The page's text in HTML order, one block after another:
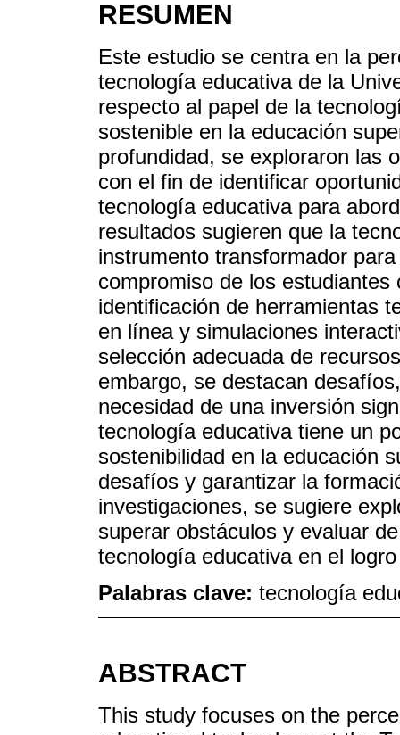
RESUMEN
Este estudio se centra en la
tecnología educativa de la
respecto al papel de la
sostenible en la educación
profundidad, se exploraron las
con el fin de identificar
tecnología educativa para
resultados sugieren que la
instrumento transformador
compromiso de los
identificación de herramientas
en línea y simulaciones
selección adecuada de
embargo, se destacan
necesidad de una inversión
tecnología educativa tiene un
sostenibilidad en la educación
desafíos y garantizar la
investigaciones, se sugiere
superar obstáculos y evaluar
tecnología educativa en el
Palabras clave: tecnología
ABSTRACT
This study focuses on the